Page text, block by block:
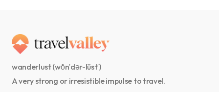
wanderlust (wŏn′dər-lŭst′)
A very strong or irresistible impulse to travel.